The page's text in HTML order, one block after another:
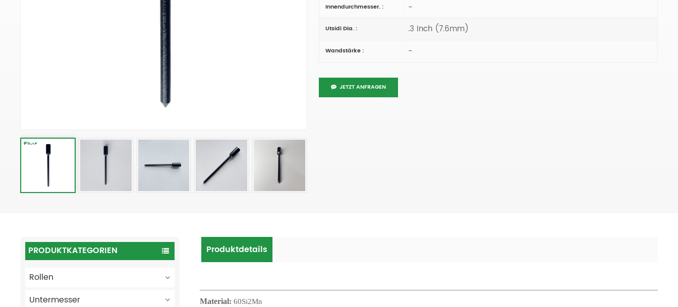
Innendurchmesser. : -
Utsidi Dia. : .3 Inch (7.6mm)
Wandstärke : -
JETZT ANFRAGEN
PRODUKTKATEGORIEN
Rollen
Untermesser
Produktdetails
Material: 60Si2Mn